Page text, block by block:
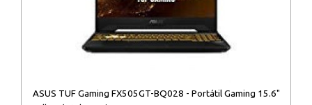
ASUS TUF Gaming FX505GT-BQ028 - Portátil Gaming 15.6"